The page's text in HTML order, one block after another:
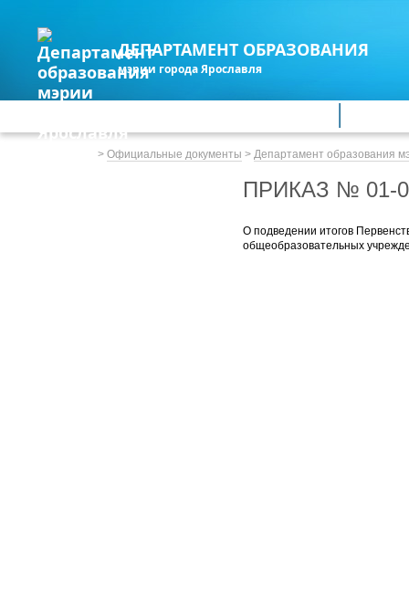
ДЕПАРТАМЕНТ ОБРАЗОВАНИЯ
мэрии города Ярославля
> Официальные документы > Департамент образования
ПРИКАЗ № 01-
О подведении итогов
общеобразовательных